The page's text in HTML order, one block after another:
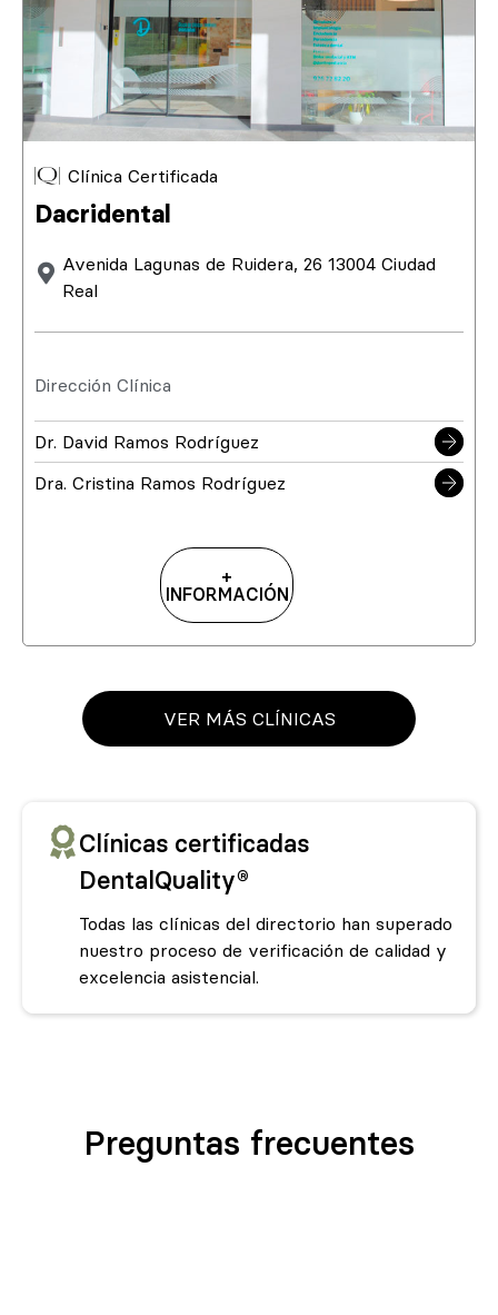
Clínica Certificada
Dacridental
Avenida Lagunas de Ruidera, 26 13004 Ciudad
Real
Dirección Clínica
Dr. David Ramos Rodríguez
Dra. Cristina Ramos Rodríguez
+
INFORMACIÓN
VER MÁS CLÍNICAS
Clínicas certificadas
DentalQuality®
Todas las clínicas del directorio han superado
nuestro proceso de verificación de calidad y
excelencia asistencial.
Preguntas frecuentes